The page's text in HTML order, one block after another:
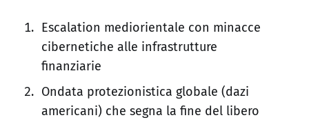
Escalation mediorientale con minacce
cibernetiche alle infrastrutture
finanziarie
Ondata protezionistica globale (dazi
americani) che segna la fine del libero